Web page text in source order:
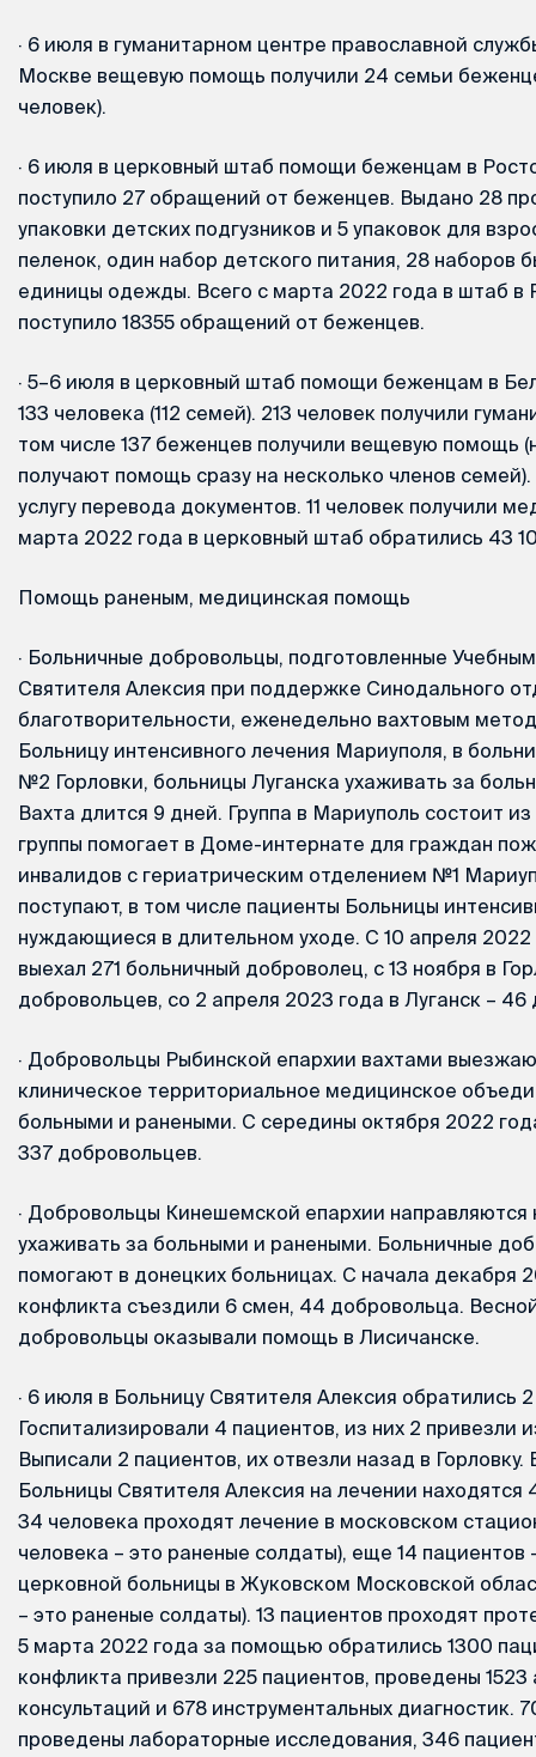
· 6 июля в гуманитарном центре православной
Москве вещевую помощь получили 24 семьи
человек).
· 6 июля в церковный штаб помощи беженцам в
поступило 27 обращений от беженцев. Выдано 28
упаковки детских подгузников и 5 упаковок для
пеленок, один набор детского питания, 28 наборов
единицы одежды. Всего с марта 2022 года в штаб в
поступило 18355 обращений от беженцев.
· 5–6 июля в церковный штаб помощи беженцам в
133 человека (112 семей). 213 человек получили
том числе 137 беженцев получили вещевую помощь
получают помощь сразу на несколько членов семей).
услугу перевода документов. 11 человек получили
марта 2022 года в церковный штаб обратились 43
Помощь раненым, медицинская помощь
· Больничные добровольцы, подготовленные
Святителя Алексия при поддержке Синодального
благотворительности, еженедельно вахтовым
Больницу интенсивного лечения Мариуполя, в
№2 Горловки, больницы Луганска ухаживать за
Вахта длится 9 дней. Группа в Мариуполь состоит
группы помогает в Доме-интернате для граждан
инвалидов с гериатрическим отделением №1
поступают, в том числе пациенты Больницы
нуждающиеся в длительном уходе. С 10 апреля
выехал 271 больничный доброволец, с 13 ноября в
добровольцев, со 2 апреля 2023 года в Луганск – 46
· Добровольцы Рыбинской епархии вахтами
клиническое территориальное медицинское
больными и ранеными. С середины октября 2022
337 добровольцев.
· Добровольцы Кинешемской епархии направляются
ухаживать за больными и ранеными. Больничные
помогают в донецких больницах. С начала декабря
конфликта съездили 6 смен, 44 добровольца.
добровольцы оказывали помощь в Лисичанске.
· 6 июля в Больницу Святителя Алексия обратились
Госпитализировали 4 пациентов, из них 2 привезли
Выписали 2 пациентов, их отвезли назад в Горловку.
Больницы Святителя Алексия на лечении находятся
34 человека проходят лечение в московском
человека – это раненые солдаты), еще 14 пациентов
церковной больницы в Жуковском Московской
– это раненые солдаты). 13 пациентов проходят
5 марта 2022 года за помощью обратились 1300
конфликта привезли 225 пациентов, проведены
консультаций и 678 инструментальных диагностик.
проведены лабораторные исследования, 346